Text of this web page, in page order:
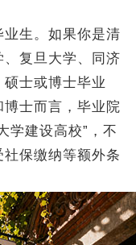
生。如果你是清
复旦大学、同济
士或博士毕业
士而言，毕业院
学建设高校”，不
保缴纳等额外条